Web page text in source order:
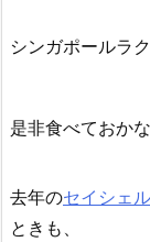
シンガポールラク
是非食べておか
去年のセイシェ
ときも、